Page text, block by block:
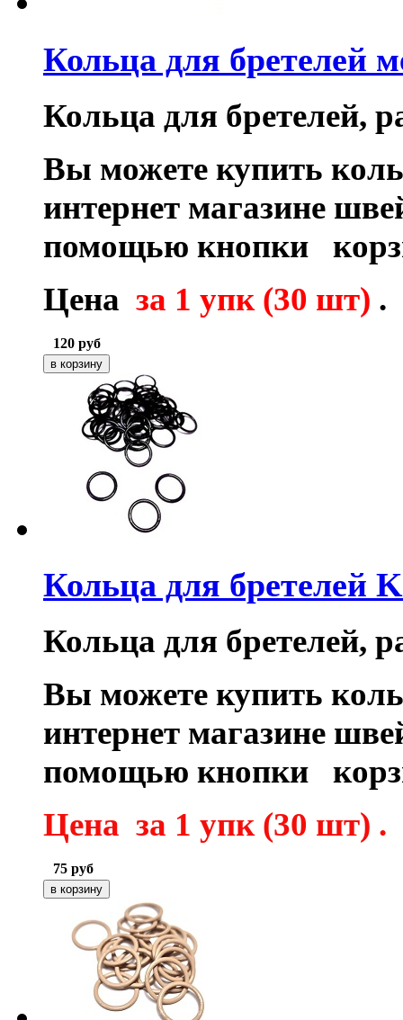
Кольца для бретелей
Кольца для бретелей,
Вы можете купить
интернет магазине
помощью кнопки
Цена за 1 упк (30 шт) .
120 руб
Кольца для бретелей
Кольца для бретелей,
Вы можете купить
интернет магазине
помощью кнопки
Цена за 1 упк (30 шт) .
75 руб